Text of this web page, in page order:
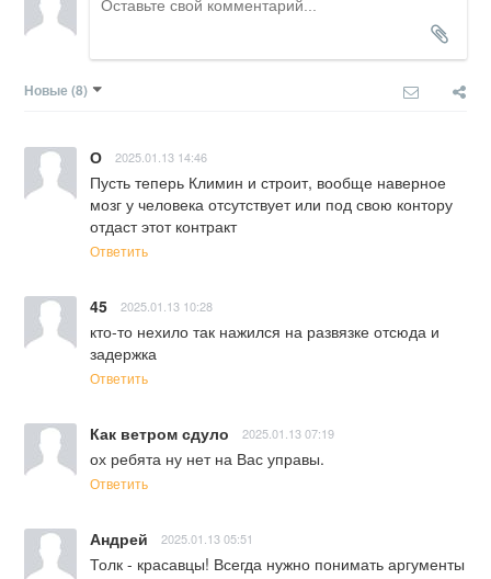
Новые (8)
О 2025.01.13 14:46
Пусть теперь Климин и строит, вообще наверное
мозг у человека отсутствует или под свою контору
отдаст этот контракт
Ответить
45 2025.01.13 10:28
кто-то нехило так нажился на развязке отсюда и
задержка
Ответить
Как ветром сдуло 2025.01.13 07:19
ох ребята ну нет на Вас управы.
Ответить
Андрей 2025.01.13 05:51
Толк - красавцы! Всегда нужно понимать аргументы